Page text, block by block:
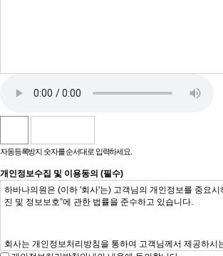
자동등록방지 숫자를 순서대로 입력하세요.
개인정보수집 및 이용동의 (필수)